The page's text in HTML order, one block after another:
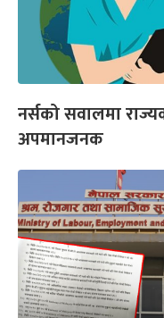
नर्सको सवालमा
अपमानजनक